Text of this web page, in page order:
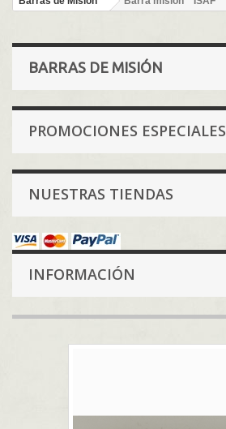
BARRAS DE MISIÓN
PROMOCIONES ESPECIALES
NUESTRAS TIENDAS
INFORMACIÓN